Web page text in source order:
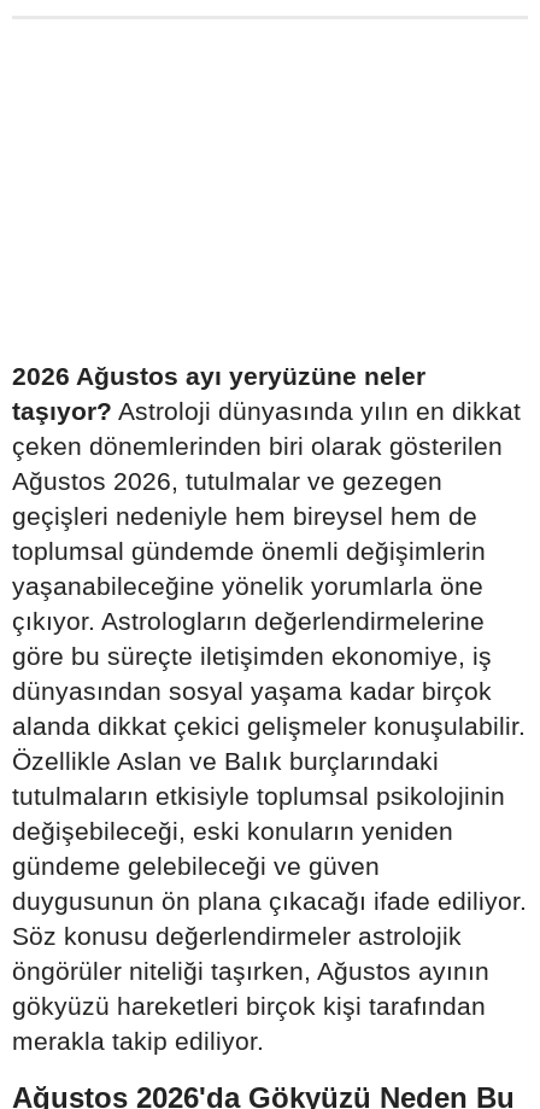
2026 Ağustos ayı yeryüzüne neler
taşıyor? Astroloji dünyasında yılın en dikkat
çeken dönemlerinden biri olarak gösterilen
Ağustos 2026, tutulmalar ve gezegen
geçişleri nedeniyle hem bireysel hem de
toplumsal gündemde önemli değişimlerin
yaşanabileceğine yönelik yorumlarla öne
çıkıyor. Astrologların değerlendirmelerine
göre bu süreçte iletişimden ekonomiye, iş
dünyasından sosyal yaşama kadar birçok
alanda dikkat çekici gelişmeler konuşulabilir.
Özellikle Aslan ve Balık burçlarındaki
tutulmaların etkisiyle toplumsal psikolojinin
değişebileceği, eski konuların yeniden
gündeme gelebileceği ve güven
duygusunun ön plana çıkacağı ifade ediliyor.
Söz konusu değerlendirmeler astrolojik
öngörüler niteliği taşırken, Ağustos ayının
gökyüzü hareketleri birçok kişi tarafından
merakla takip ediliyor.
Ağustos 2026'da Gökyüzü Neden Bu